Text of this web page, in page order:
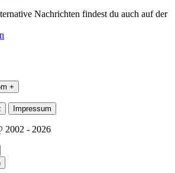
Nachrichten findest du auch auf der
+
Impressum
2002 - 2026